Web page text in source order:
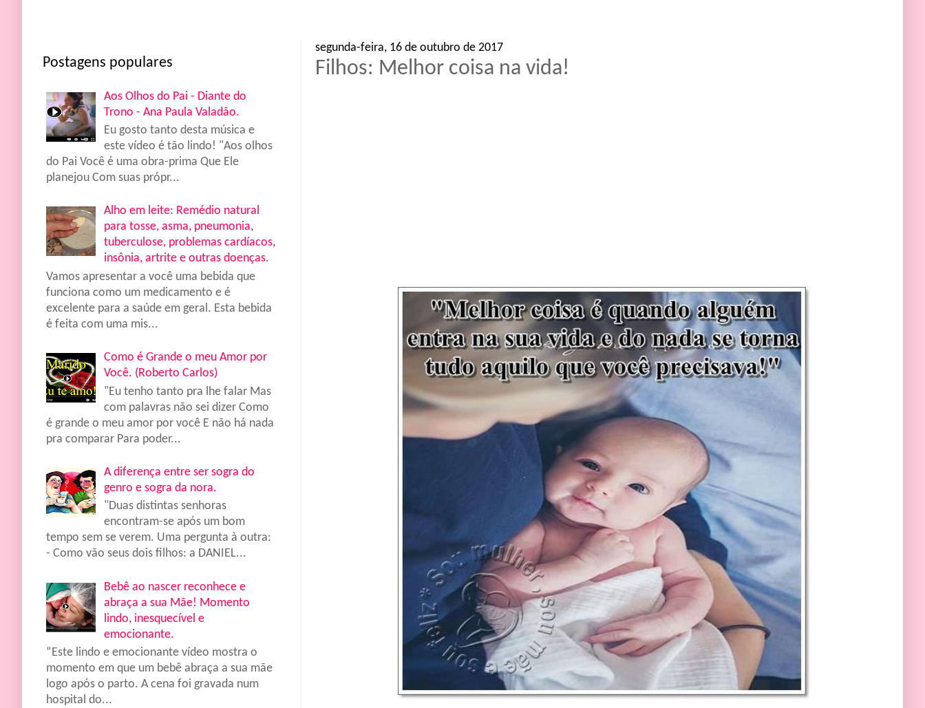
Postagens populares
Aos Olhos do Pai - Diante do
Trono - Ana Paula Valadão.
Eu gosto tanto desta música e
este vídeo é tão lindo! "Aos olhos
do Pai Você é uma obra-prima Que Ele
planejou Com suas própr...
Alho em leite: Remédio natural
para tosse, asma, pneumonia,
tuberculose, problemas cardíacos,
insônia, artrite e outras doenças.
Vamos apresentar a você uma bebida que
funciona como um medicamento e é
excelente para a saúde em geral. Esta bebida
é feita com uma mis...
Como é Grande o meu Amor por
Você. (Roberto Carlos)
"Eu tenho tanto pra lhe falar Mas
com palavras não sei dizer Como
é grande o meu amor por você E não há nada
pra comparar Para poder...
A diferença entre ser sogra do
genro e sogra da nora.
"Duas distintas senhoras
encontram-se após um bom
tempo sem se verem. Uma pergunta à outra:
- Como vão seus dois filhos: a DANIEL...
Bebê ao nascer reconhece e
abraça a sua Mãe! Momento
lindo, inesquecível e
emocionante.
“Este lindo e emocionante vídeo mostra o
momento em que um bebê abraça a sua mãe
logo após o parto. A cena foi gravada num
hospital do...
segunda-feira, 16 de outubro de 2017
Filhos: Melhor coisa na vida!